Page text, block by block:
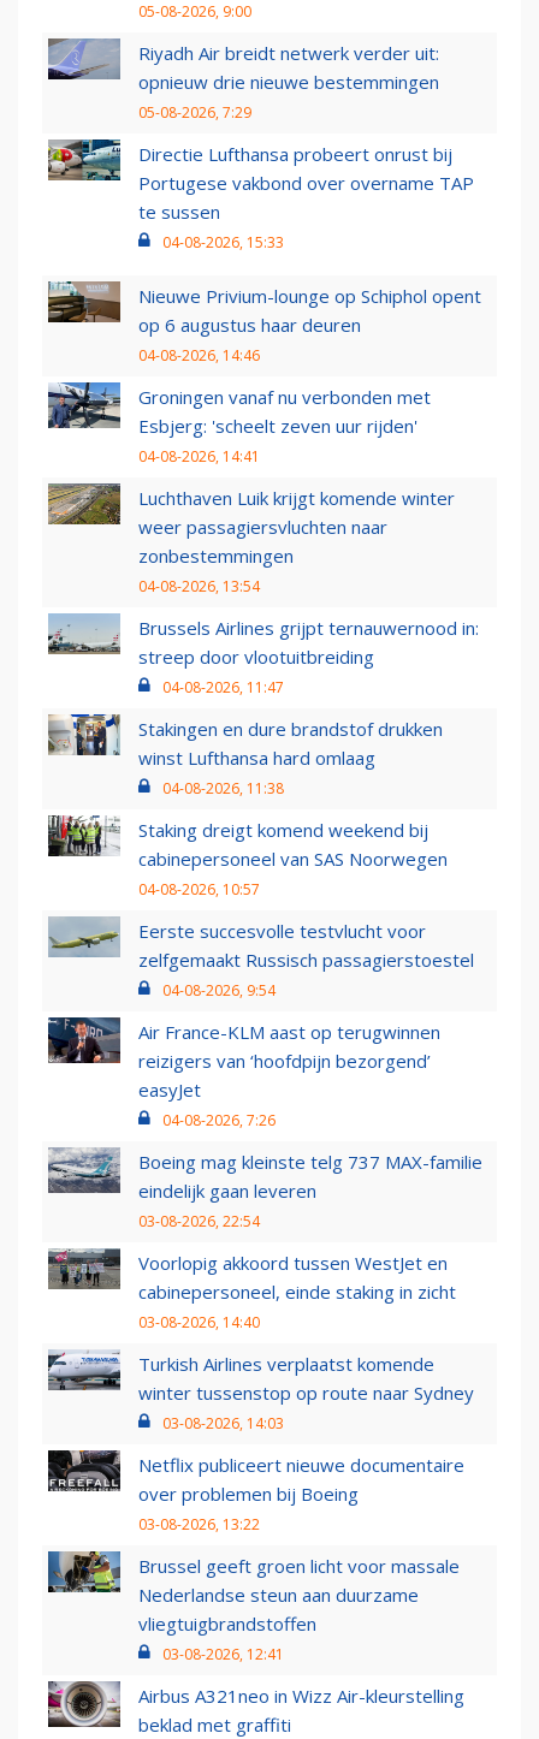
05-08-2026, 9:00
Riyadh Air breidt netwerk verder uit:
opnieuw drie nieuwe bestemmingen
05-08-2026, 7:29
Directie Lufthansa probeert onrust bij
Portugese vakbond over overname TAP
te sussen
04-08-2026, 15:33
Nieuwe Privium-lounge op Schiphol opent
op 6 augustus haar deuren
04-08-2026, 14:46
Groningen vanaf nu verbonden met
Esbjerg: 'scheelt zeven uur rijden'
04-08-2026, 14:41
Luchthaven Luik krijgt komende winter
weer passagiersvluchten naar
zonbestemmingen
04-08-2026, 13:54
Brussels Airlines grijpt ternauwernood in:
streep door vlootuitbreiding
04-08-2026, 11:47
Stakingen en dure brandstof drukken
winst Lufthansa hard omlaag
04-08-2026, 11:38
Staking dreigt komend weekend bij
cabinepersoneel van SAS Noorwegen
04-08-2026, 10:57
Eerste succesvolle testvlucht voor
zelfgemaakt Russisch passagierstoestel
04-08-2026, 9:54
Air France-KLM aast op terugwinnen
reizigers van ‘hoofdpijn bezorgend’
easyJet
04-08-2026, 7:26
Boeing mag kleinste telg 737 MAX-familie
eindelijk gaan leveren
03-08-2026, 22:54
Voorlopig akkoord tussen WestJet en
cabinepersoneel, einde staking in zicht
03-08-2026, 14:40
Turkish Airlines verplaatst komende
winter tussenstop op route naar Sydney
03-08-2026, 14:03
Netflix publiceert nieuwe documentaire
over problemen bij Boeing
03-08-2026, 13:22
Brussel geeft groen licht voor massale
Nederlandse steun aan duurzame
vliegtuigbrandstoffen
03-08-2026, 12:41
Airbus A321neo in Wizz Air-kleurstelling
beklad met graffiti